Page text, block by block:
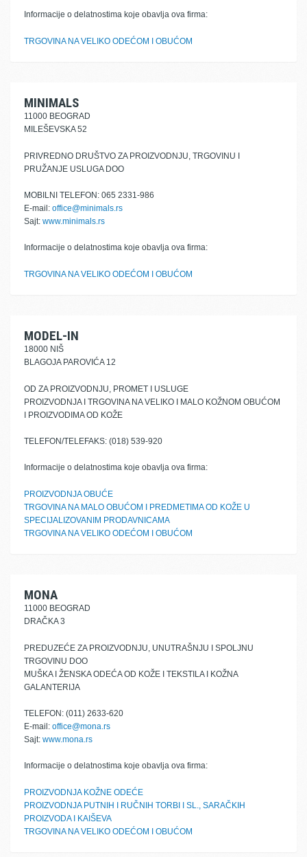
Informacije o delatnostima koje obavlja ova firma:
TRGOVINA NA VELIKO ODEĆOM I OBUĆOM
MINIMALS
11000 BEOGRAD
MILEŠEVSKA 52
PRIVREDNO DRUŠTVO ZA PROIZVODNJU, TRGOVINU I
PRUŽANJE USLUGA DOO
MOBILNI TELEFON: 065 2331-986
E-mail: office@minimals.rs
Sajt: www.minimals.rs
Informacije o delatnostima koje obavlja ova firma:
TRGOVINA NA VELIKO ODEĆOM I OBUĆOM
MODEL-IN
18000 NIŠ
BLAGOJA PAROVIĆA 12
OD ZA PROIZVODNJU, PROMET I USLUGE
PROIZVODNJA I TRGOVINA NA VELIKO I MALO KOŽNOM OBUĆOM
I PROIZVODIMA OD KOŽE
TELEFON/TELEFAKS: (018) 539-920
Informacije o delatnostima koje obavlja ova firma:
PROIZVODNJA OBUĆE
TRGOVINA NA MALO OBUĆOM I PREDMETIMA OD KOŽE U
SPECIJALIZOVANIM PRODAVNICAMA
TRGOVINA NA VELIKO ODEĆOM I OBUĆOM
MONA
11000 BEOGRAD
DRAČKA 3
PREDUZEĆE ZA PROIZVODNJU, UNUTRAŠNJU I SPOLJNU
TRGOVINU DOO
MUŠKA I ŽENSKA ODEĆA OD KOŽE I TEKSTILA I KOŽNA
GALANTERIJA
TELEFON: (011) 2633-620
E-mail: office@mona.rs
Sajt: www.mona.rs
Informacije o delatnostima koje obavlja ova firma:
PROIZVODNJA KOŽNE ODEĆE
PROIZVODNJA PUTNIH I RUČNIH TORBI I SL., SARAČKIH
PROIZVODA I KAIŠEVA
TRGOVINA NA VELIKO ODEĆOM I OBUĆOM